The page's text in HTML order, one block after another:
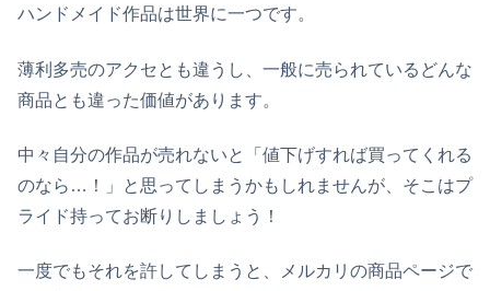
ハンドメイド作品は世界に一つです。
薄利多売のアクセとも違うし、一般に売られているどんな
商品とも違った価値があります。
中々自分の作品が売れないと「値下げすれば買ってくれる
のなら…！」と思ってしまうかもしれませんが、そこはプ
ライド持ってお断りしましょう！
一度でもそれを許してしまうと、メルカリの商品ページで